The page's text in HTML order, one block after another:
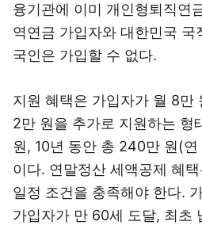
융기관에 이미 개인형퇴직연
역연금 가입자와 대한민국 국
국인은 가입할 수 없다.
지원 혜택은 가입자가 월 8만
2만 원을 추가로 지원하는 형
원, 10년 동안 총 240만 원(
이다. 연말정산 세액공제 혜
일정 조건을 충족해야 한다.
가입자가 만 60세 도달, 최초